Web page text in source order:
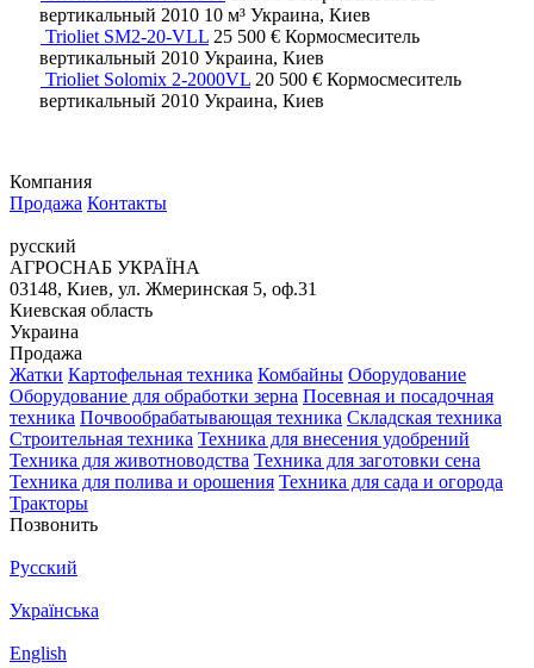
вертикальный 2010 10 м³ Украина, Киев
Trioliet SM2-20-VLL 25 500 € Кормосмеситель
вертикальный 2010 Украина, Киев
Trioliet Solomix 2-2000VL 20 500 € Кормосмеситель
вертикальный 2010 Украина, Киев
Компания
Продажа Контакты
русский
АГРОСНАБ УКРАЇНА
03148, Киев, ул. Жмеринская 5, оф.31
Киевская область
Украина
Продажа
Жатки Картофельная техника Комбайны Оборудование
Оборудование для обработки зерна Посевная и посадочная
техника Почвообрабатывающая техника Складская техника
Строительная техника Техника для внесения удобрений
Техника для животноводства Техника для заготовки сена
Техника для полива и орошения Техника для сада и огорода
Тракторы
Позвонить
Русский
Українська
English